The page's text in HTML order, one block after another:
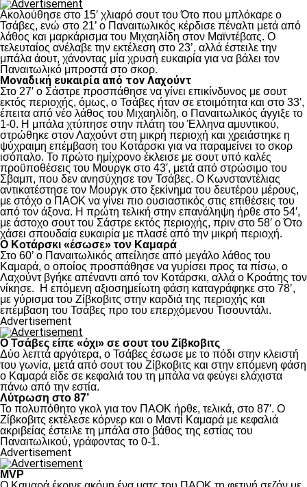
Ακολούθησε στο 15′ χλιαρό σουτ του Ότο που μπλόκαρε ο
Τσάβες, ενώ στο 21’ ο Παναιτωλικός κέρδισε πέναλτι μετά από
λάθος και μαρκάρισμα του Μιχαηλίδη στον Μαϊντέβατς. Ο
τελευταίος ανέλαβε την εκτέλεση στο 23’, αλλά έστειλε την
μπάλα άουτ, χάνοντας μία χρυσή ευκαιρία για να βάλει τον
Παναιτωλικό μπροστά στο σκορ.
Μοναδική ευκαιρία από τον Λαχούντ
Στο 27′ ο Σάστρε προσπάθησε να γίνει επικίνδυνος με σουτ
εκτός περιοχής, όμως, ο Τσάβες ήταν σε ετοιμότητα και στο 33′,
έπειτα από νέο λάθος του Μιχαηλίδη, ο Παναιτωλικός άγγιξε το
1-0. Η μπάλα χτύπησε στην πλάτη του Έλληνα αμυντικού,
στρώθηκε στον Λαχούντ στη μικρή περιοχή και χρειάστηκε η
ψύχραιμη επέμβαση του Κοτάρσκι για να παραμείνει το σκορ
ισόπαλο. Το πρώτο ημίχρονο έκλεισε με σουτ υπό καλές
προϋποθέσεις του Μουργκ στο 43′, μετά από στρώσιμο του
Σβαμπ, που δεν ανησύχησε τον Τσάβες. Ο Κωνσταντέλιας
αντικατέστησε τον Μουργκ στο ξεκίνημα του δευτέρου μέρους,
με στόχο ο ΠΑΟΚ να γίνει πιο ουσιαστικός στις επιθέσεις του
από τον άξονα. Η πρώτη τελική στην επανάληψη ήρθε στο 54′,
με άστοχο σουτ του Σάστρε εκτός περιοχής, πριν στο 58′ ο Ότο
χάσει σπουδαία ευκαιρία με πλασέ από την μικρή περιοχή.
Ο Κοτάρσκι «έσωσε» τον Καμαρά
Στο 60’ ο Παναιτωλικός απείλησε από μεγάλο λάθος του
Καμαρά, ο οποίος προσπάθησε να γυρίσει προς τα πίσω, ο
Λαχούντ βγήκε απέναντι από τον Κοτάρσκι, αλλά ο Κροάτης τον
νίκησε. Η επόμενη αξιοσημείωτη φάση καταγράφηκε στο 78’,
με γύρισμα του Ζίβκοβιτς στην καρδιά της περιοχής και
επέμβαση του Τσάβες προ του επερχόμενου Τισουντάλι.
Advertisement
Ο Τσάβες είπε «όχι» σε σουτ του Ζίβκοβιτς
Δύο λεπτά αργότερα, ο Τσάβες έσωσε με το πόδι στην κλειστή
του γωνία, μετά από σουτ του Ζίβκοβιτς και στην επόμενη φάση
ο Καμαρά είδε σε κεφαλιά του τη μπάλα να φεύγει ελάχιστα
πάνω από την εστία.
Λύτρωση στο 87’
Το πολυπόθητο γκολ για τον ΠΑΟΚ ήρθε, τελικά, στο 87′. Ο
Ζίβκοβιτς εκτέλεσε κόρνερ και ο Μαντί Καμαρά με κεφαλιά
ακριβείας έστειλε τη μπάλα στο βάθος της εστίας του
Παναιτωλικού, γράφοντας το 0-1.
Advertisement
MVP